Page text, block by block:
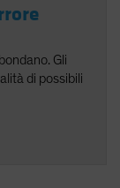
Gli
di possibili